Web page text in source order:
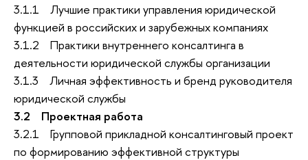
3.1.1 Лучшие практики управления юридической
функцией в российских и зарубежных компаниях
3.1.2 Практики внутреннего консалтинга в
деятельности юридической службы организации
3.1.3 Личная эффективность и бренд руководителя
юридической службы
3.2 Проектная работа
3.2.1 Групповой прикладной консалтинговый проект
по формированию эффективной структуры